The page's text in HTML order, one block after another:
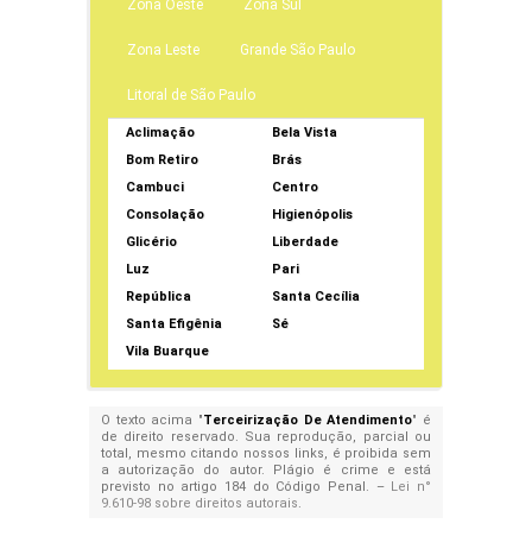
Zona Oeste Zona Sul
Zona Leste Grande São Paulo
Litoral de São Paulo
Aclimação
Bela Vista
Bom Retiro
Brás
Cambuci
Centro
Consolação
Higienópolis
Glicério
Liberdade
Luz
Pari
República
Santa Cecília
Santa Efigênia
Sé
Vila Buarque
O texto acima "Terceirização De Atendimento" é
de direito reservado. Sua reprodução, parcial ou
total, mesmo citando nossos links, é proibida sem
a autorização do autor. Plágio é crime e está
previsto no artigo 184 do Código Penal. – Lei n°
9.610-98 sobre direitos autorais.